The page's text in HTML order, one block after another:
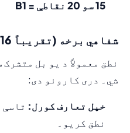
15 سو 20 نقاطې = B1
شفاهي برخه (تقریباً 16 دقیقې)
نطق معمولاً د یو بل
شي۔ دری کارونو دی:
خپل تعارف کورل:
نطق کریو۔